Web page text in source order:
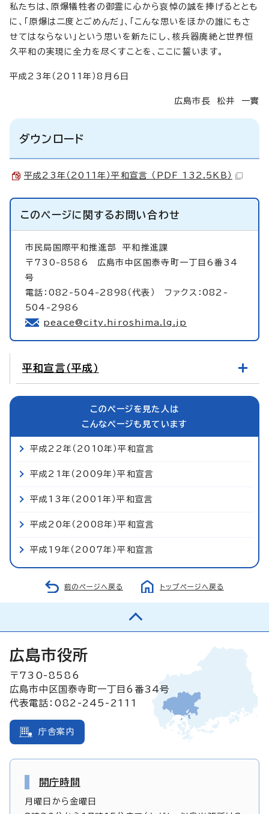
私たちは、原爆犠牲者の御霊に心から哀悼の誠を捧げるととも
に、「原爆は二度とごめんだ」、「こんな思いをほかの誰にもさ
せてはならない」という思いを新たにし、核兵器廃絶と世界恒
久平和の実現に全力を尽くすことを、ここに誓います。
平成23年（2011年）8月6日
広島市長 松井 一實
ダウンロード
平成23年（2011年）平和宣言 （PDF 132.5KB）
このページに関するお問い合わせ
市民局国際平和推進部平和推進課
〒730-8586 広島市中区国泰寺町一丁目6番34
号
電話：082-504-2898（代表） ファクス：082-
504-2986
peace@city.hiroshima.lg.jp
平和宣言（平成）
このページを見た人は
こんなページも見ています
平成22年（2010年）平和宣言
平成21年（2009年）平和宣言
平成13年（2001年）平和宣言
平成20年（2008年）平和宣言
平成19年（2007年）平和宣言
前のページへ戻る トップページへ戻る
広島市役所
〒730-8586
広島市中区国泰寺町一丁目6番34号
代表電話：082-245-2111
庁舎案内
開庁時間
月曜日から金曜日